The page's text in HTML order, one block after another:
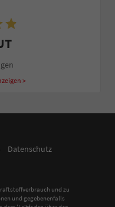
>
Datenschutz
und zu
und gegebenenfalls